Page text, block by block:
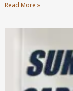
Read More »